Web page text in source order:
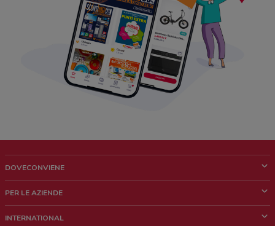
DOVECONVIENE
Chi siamo
PER LE AZIENDE
INTERNATIONAL